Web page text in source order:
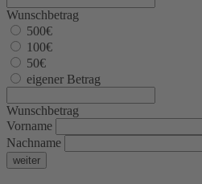
Wunschbetrag
500€
100€
50€
eigener Betrag
Wunschbetrag
Vorname
Nachname